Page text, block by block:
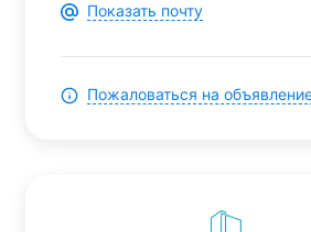
Показать почту
Пожаловаться на